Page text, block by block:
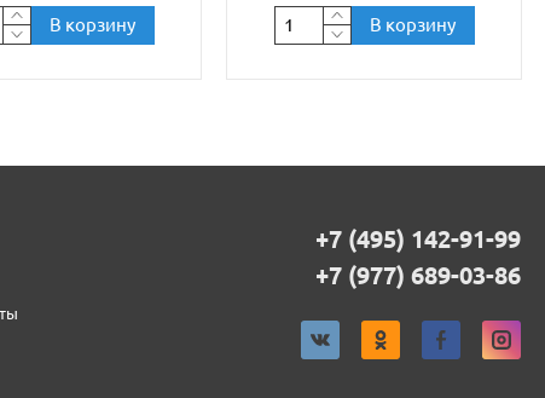
В корзину В корзину
+7 (495) 142-91-99
+7 (977) 689-03-86